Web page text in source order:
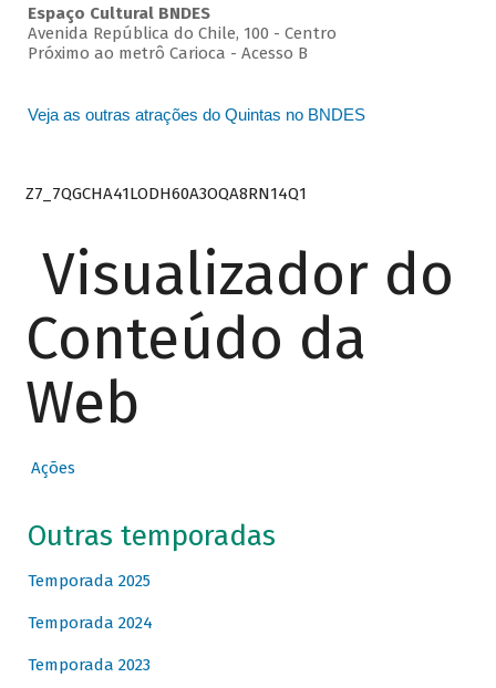
Espaço Cultural BNDES
Avenida República do Chile, 100 - Centro
Próximo ao metrô Carioca - Acesso B
Veja as outras atrações do Quintas no BNDES
Z7_7QGCHA41LODH60A3OQA8RN14Q1
Visualizador do
Conteúdo da
Web
Ações
Outras temporadas
Temporada 2025
Temporada 2024
Temporada 2023